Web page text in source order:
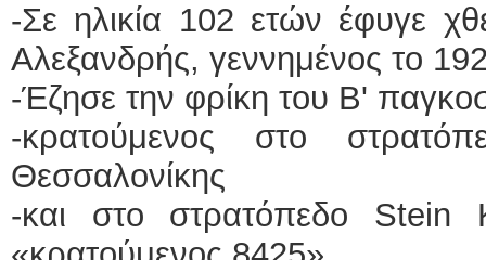
-Σε ηλικία 102 ετών έφυγε
Αλεξανδρής, γεννημένος το
-Έζησε την φρίκη του Β'
-κρατούμενος στο
Θεσσαλονίκης
-και στο στρατόπεδο